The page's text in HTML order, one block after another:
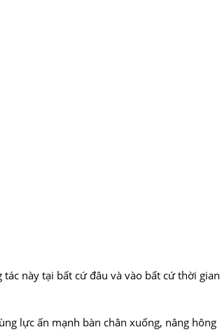
này tại bất cứ đâu và vào bất cứ thời gian
lực ấn mạnh bàn chân xuống, nâng hông